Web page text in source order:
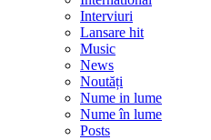
Interviuri
Lansare hit
Music
News
Noutăți
Nume in lume
Nume în lume
Posts